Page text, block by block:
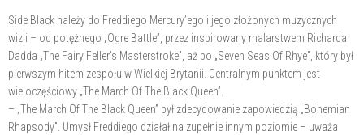
Side Black należy do Freddiego Mercury’ego i jego złożonych muzycznych
wizji – od potężnego „Ogre Battle”, przez inspirowany malarstwem Richarda
Dadda „The Fairy Feller’s Masterstroke”, aż po „Seven Seas Of Rhye”, który był
pierwszym hitem zespołu w Wielkiej Brytanii. Centralnym punktem jest
wieloczęściowy „The March Of The Black Queen”.
– „The March Of The Black Queen” był zdecydowanie zapowiedzią „Bohemian
Rhapsody”. Umysł Freddiego działał na zupełnie innym poziomie – uważa